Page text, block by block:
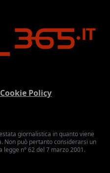
Cookie Policy
giornalistica in quanto viene
Non può pertanto considerarsi un
n° 62 del 7 marzo 2001.